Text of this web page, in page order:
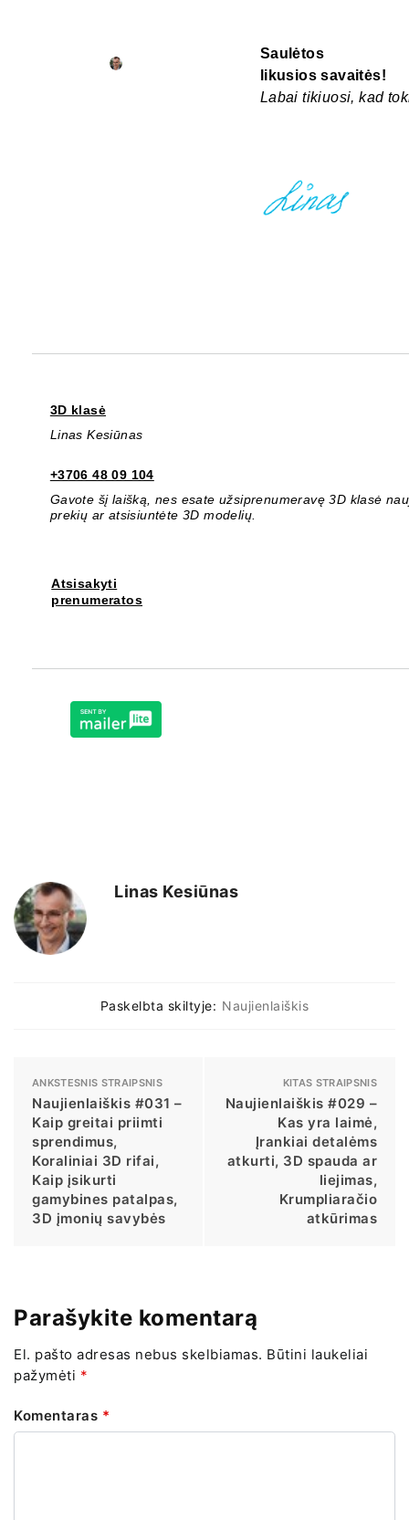
Saulėtos
likusiossavaitės!
Labai tikiuosi, kad
3D klasė
Linas Kesiūnas
+3706 48 09 104
Gavote šį laišką, nes esate užsiprenumeravę 3D klasė
prekių ar atsisiuntėte 3D modelių.
Atsisakyti
prenumeratos
Linas Kesiūnas
Paskelbta skiltyje: Naujienlaiškis
ANKSTESNIS STRAIPSNIS
Naujienlaiškis #031 –
Kaip greitai priimti
sprendimus,
Koraliniai 3D rifai,
Kaip įsikurti
gamybines patalpas,
3D įmonių savybės
KITAS STRAIPSNIS
Naujienlaiškis #029 –
Kas yra laimė,
Įrankiai detalėms
atkurti, 3D spauda ar
liejimas,
Krumpliaračio
atkūrimas
Parašykite komentarą
El. pašto adresas nebus skelbiamas. Būtini laukeliai
pažymėti *
Komentaras *